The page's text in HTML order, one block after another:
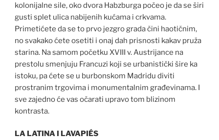
kolonijalne sile, oko dvora Habzburga počeo je da se širi
gusti splet ulica nabijenih kućama i crkvama.
Primetićete da se to prvo jezgro grada čini haotičnim,
no svakako ćete osetiti i onaj dah prisnosti kakav pruža
starina. Na samom početku XVIII v. Austrijance na
prestolu smenjuju Francuzi koji se urbanistički šire ka
istoku, pa ćete se u burbonskom Madridu diviti
prostranim trgovima i monumentalnim građevinama. I
sve zajedno će vas očarati upravo tom blizinom
kontrasta.
LA LATINA I LAVAPIÉS